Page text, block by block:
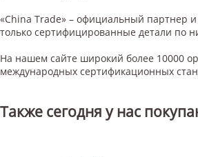
«China Trade» – официальный партнер
только сертифицированные детали по
На нашем сайте широкий более 10000
международных сертификационных
Также сегодня у нас